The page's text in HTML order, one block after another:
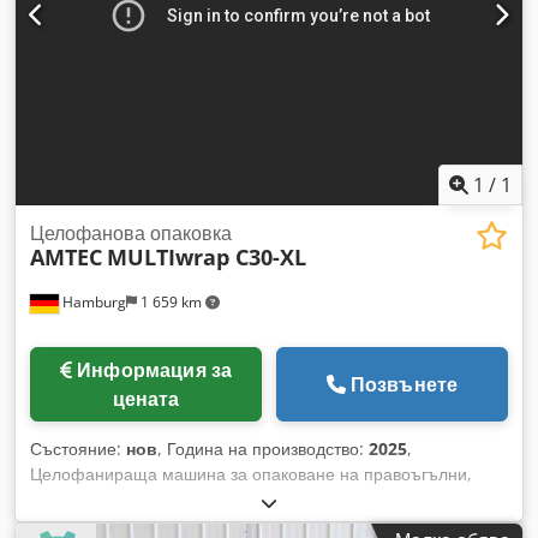
1 / 1
Hamburg 1 659 km
Целофанова опаковка
AMTEC MULTIwrap C30-XL
Информация за
цената
Позвънете
Състояние: нов, Година на производство: 2025,
Целофанираща машина за опаковане на правоъгълни,
кръгли или овални продукти. Машината Cello Wrapper е
специално проектирана за целофаниране на няколко